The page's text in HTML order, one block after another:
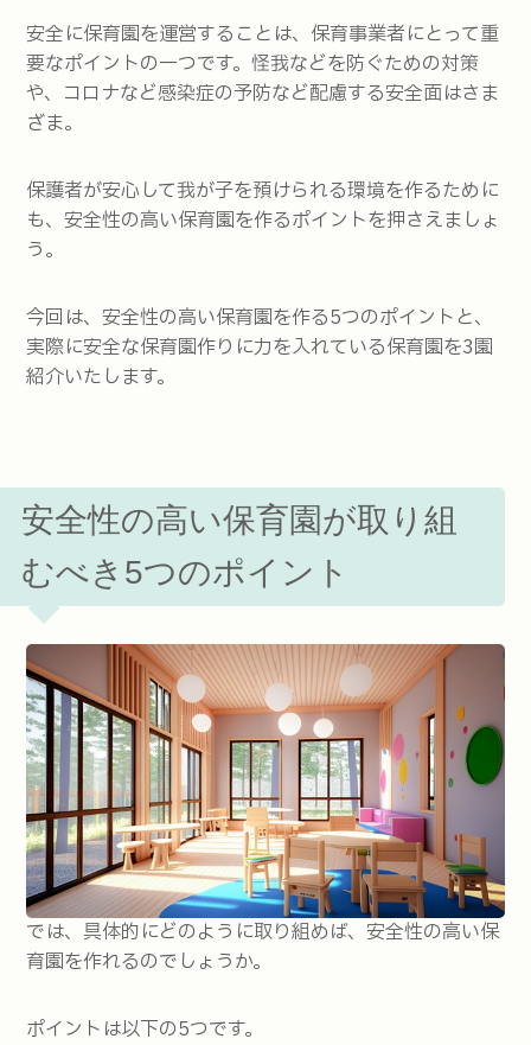
安全に保育園を運営することは、保育事業者にとって重
要なポイントの一つです。怪我などを防ぐための対策
や、コロナなど感染症の予防など配慮する安全面はさま
ざま。
保護者が安心して我が子を預けられる環境を作るために
も、安全性の高い保育園を作るポイントを押さえましょ
う。
今回は、安全性の高い保育園を作る5つのポイントと、
実際に安全な保育園作りに力を入れている保育園を3園
紹介いたします。
安全性の高い保育園が取り組
むべき5つのポイント
では、具体的にどのように取り組めば、安全性の高い保
育園を作れるのでしょうか。
ポイントは以下の5つです。